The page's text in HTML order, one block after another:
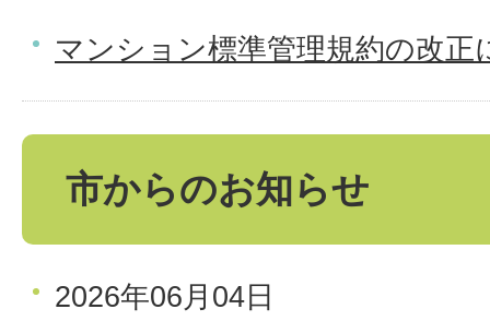
マンション標準管理規約の改正
市からのお知らせ
2026年06月04日